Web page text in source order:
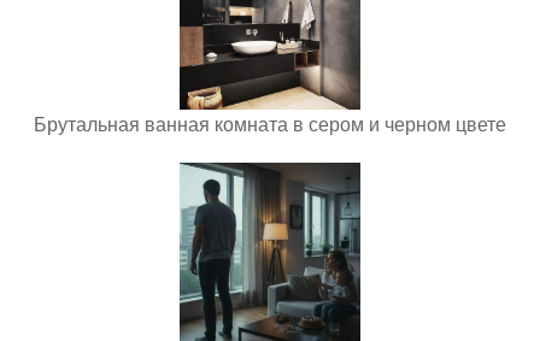
Брутальная ванная комната в сером и черном цвете